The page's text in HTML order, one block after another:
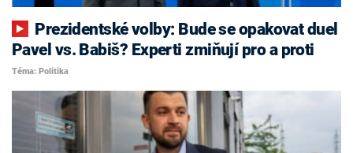
Pavel vs. Babiš? Experti zmiňují pro a proti
Téma: Politika